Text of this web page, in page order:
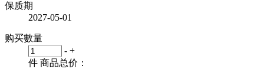
保质期
2027-05-01
购买數量
- +
件 商品总价：